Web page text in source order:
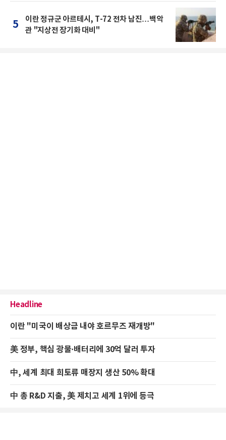
5
이란 정규군 아르테시, T-72 전차 남진…백악
관 "지상전 장기화 대비"
Headline
이란 "미국이 배상금 내야 호르무즈 재개방"
美 정부, 핵심 광물·배터리에 30억 달러 투자
中, 세계 최대 희토류 매장지 생산 50% 확대
中 총 R&D 지출, 美 제치고 세계 1위에 등극